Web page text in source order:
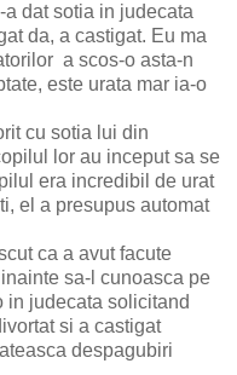
dat sotia in judecata
da, a castigat. Eu ma
a scos-o asta-n
este urata mar ia-o
cu sotia lui din
lor au inceput sa se
era incredibil de urat
el a presupus automat
ca a avut facute
sa-l cunoasca pe
in judecata solicitand
si a castigat
despagubiri